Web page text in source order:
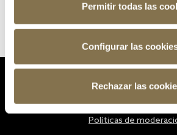
Permitir todas las
Configurar las
Rechazar las
Políticas de